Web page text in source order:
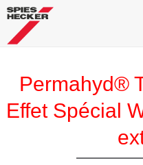
Permahyd®
Effet Spécial